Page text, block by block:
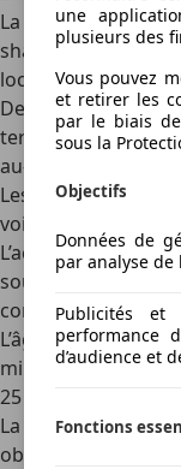
La zone de
sharing étant limité
location permet
De manière
terme, mais la
au-delà d’une demi-
Les conditions
voiture
L’accès à
soumis à certaines
connaître pour
L’âge minimum
minimum de 18
25 ans pour la
La détention d’un
obligatoire,
une
plusieurs des
Vous pouvez
et retirer les
par le biais
sous la
Objectifs
Données de
par analyse de
Publicités et
performance
d’audience et
Fonctions